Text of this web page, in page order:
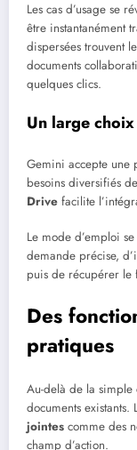
Les cas d’usage se
être instantanément
dispersées trouvent
documents
quelques clics.
Un large
Gemini accepte une
besoins diversifiés
Drive facilite
Le mode d’emploi
demande précise,
puis de récupérer le
Des
pratiques
Au-delà de la
documents existants.
jointes comme des
champ d’action.